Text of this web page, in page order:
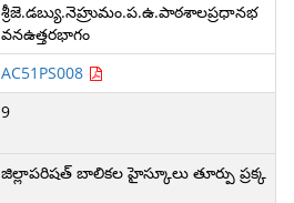
శ్రీజె.డబ్యు.నెహ్రుమం.ప.ఉ.పాఠశాలప్రధానభ
వనఉత్తరభాగం
AC51PS008
9
జిల్లాపరిషత్ బాలికల హైస్కూలు తూర్పు ప్రక్క